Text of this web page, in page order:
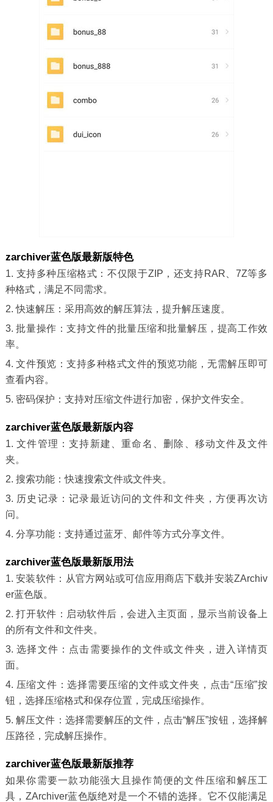
zarchiver蓝色版最新版特色
1. 支持多种压缩格式：不仅限于ZIP，还支持RAR、7Z等多
种格式，满足不同需求。
2. 快速解压：采用高效的解压算法，提升解压速度。
3. 批量操作：支持文件的批量压缩和批量解压，提高工作效
率。
4. 文件预览：支持多种格式文件的预览功能，无需解压即可
查看内容。
5. 密码保护：支持对压缩文件进行加密，保护文件安全。
zarchiver蓝色版最新版内容
1. 文件管理：支持新建、重命名、删除、移动文件及文件
夹。
2. 搜索功能：快速搜索文件或文件夹。
3. 历史记录：记录最近访问的文件和文件夹，方便再次访
问。
4. 分享功能：支持通过蓝牙、邮件等方式分享文件。
zarchiver蓝色版最新版用法
1. 安装软件：从官方网站或可信应用商店下载并安装ZArchiv
er蓝色版。
2. 打开软件：启动软件后，会进入主页面，显示当前设备上
的所有文件和文件夹。
3. 选择文件：点击需要操作的文件或文件夹，进入详情页
面。
4. 压缩文件：选择需要压缩的文件或文件夹，点击“压缩”按
钮，选择压缩格式和保存位置，完成压缩操作。
5. 解压文件：选择需要解压的文件，点击“解压”按钮，选择解
压路径，完成解压操作。
zarchiver蓝色版最新版推荐
如果你需要一款功能强大且操作简便的文件压缩和解压工
具，ZArchiver蓝色版绝对是一个不错的选择。它不仅能满足